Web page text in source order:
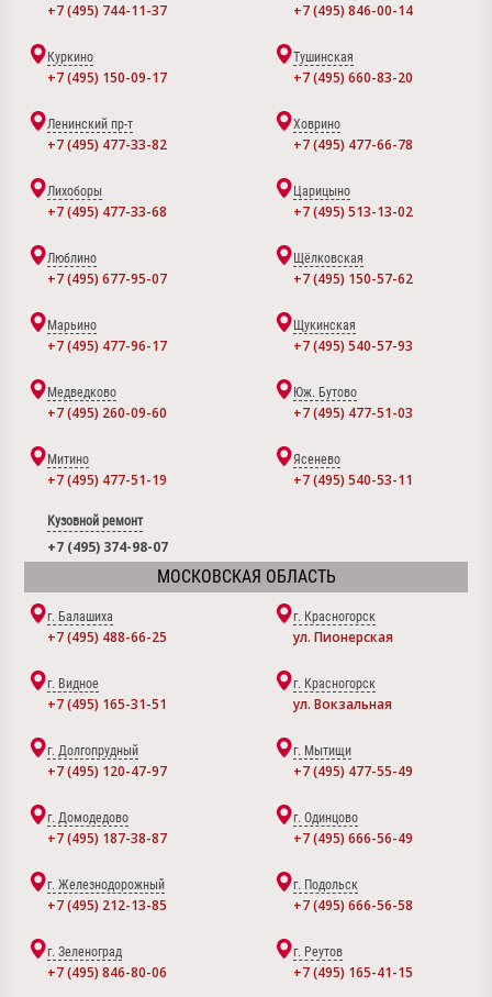
+7 (495) 744-11-37 +7 (495) 846-00-14
Куркино
+7 (495) 150-09-17
Тушинская
+7 (495) 660-83-20
Ленинский пр-т
+7 (495) 477-33-82
Ховрино
+7 (495) 477-66-78
Лихоборы
+7 (495) 477-33-68
Царицыно
+7 (495) 513-13-02
Люблино
+7 (495) 677-95-07
Щёлковская
+7 (495) 150-57-62
Марьино
+7 (495) 477-96-17
Щукинская
+7 (495) 540-57-93
Медведково
+7 (495) 260-09-60
Юж. Бутово
+7 (495) 477-51-03
Митино
+7 (495) 477-51-19
Ясенево
+7 (495) 540-53-11
Кузовной ремонт
+7 (495) 374-98-07
МОСКОВСКАЯ ОБЛАСТЬ
г. Балашиха
+7 (495) 488-66-25
г. Красногорск
ул. Пионерская
г. Видное
+7 (495) 165-31-51
г. Красногорск
ул. Вокзальная
г. Долгопрудный
+7 (495) 120-47-97
г. Мытищи
+7 (495) 477-55-49
г. Домодедово
+7 (495) 187-38-87
г. Одинцово
+7 (495) 666-56-49
г. Железнодорожный
+7 (495) 212-13-85
г. Подольск
+7 (495) 666-56-58
г. Зеленоград
+7 (495) 846-80-06
г. Реутов
+7 (495) 165-41-15